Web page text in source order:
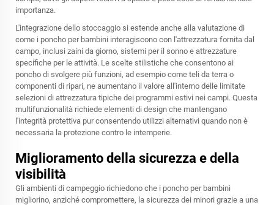
importanza.
L'integrazione dello stoccaggio si estende anche alla valutazione di
come i poncho per bambini interagiscono con l'attrezzatura fornita dal
campo, inclusi zaini da giorno, sistemi per il sonno e attrezzature
specifiche per le attività. Le scelte stilistiche che consentono ai
poncho di svolgere più funzioni, ad esempio come teli da terra o
componenti di ripari, ne aumentano il valore all'interno delle limitate
selezioni di attrezzatura tipiche dei programmi estivi nei campi. Questa
multifunzionalità richiede elementi di design che mantengano
l'integrità protettiva pur consentendo utilizzi alternativi quando non è
necessaria la protezione contro le intemperie.
Miglioramento della sicurezza e della
visibilità
Gli ambienti di campeggio richiedono che i poncho per bambini
migliorino, anziché compromettere, la sicurezza dei minori grazie a una